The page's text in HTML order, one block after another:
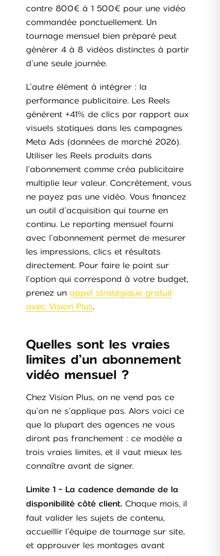
contre 800€ à 1 500€ pour une vidéo
commandée ponctuellement. Un
tournage mensuel bien préparé peut
générer 4 à 8 vidéos distinctes à partir
d’une seule journée.
L’autre élément à intégrer : la
performance publicitaire. Les Reels
génèrent +41% de clics par rapport aux
visuels statiques dans les campagnes
Meta Ads (données de marché 2026).
Utiliser les Reels produits dans
l’abonnement comme créa publicitaire
multiplie leur valeur. Concrètement, vous
ne payez pas une vidéo. Vous financez
un outil d’acquisition qui tourne en
continu. Le reporting mensuel fourni
avec l’abonnement permet de mesurer
les impressions, clics et résultats
directement. Pour faire le point sur
l’option qui correspond à votre budget,
prenez un appel stratégique gratuit
avec Vision Plus.
Quelles sont les vraies
limites d’un abonnement
vidéo mensuel ?
Chez Vision Plus, on ne vend pas ce
qu’on ne s’applique pas. Alors voici ce
que la plupart des agences ne vous
diront pas franchement : ce modèle a
trois vraies limites, et il vaut mieux les
connaître avant de signer.
Limite 1 - La cadence demande de la
disponibilité côté client. Chaque mois, il
faut valider les sujets de contenu,
accueillir l’équipe de tournage sur site,
et approuver les montages avant